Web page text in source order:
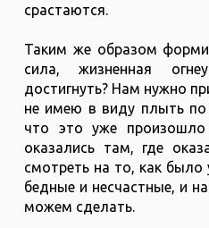
срастаются.
Таким же образом
сила, жизненная
достигнуть? Нам нужно
не имею в виду плыть по
что это уже
оказались там, где
смотреть на то, как было
бедные и несчастные, и
можем сделать.